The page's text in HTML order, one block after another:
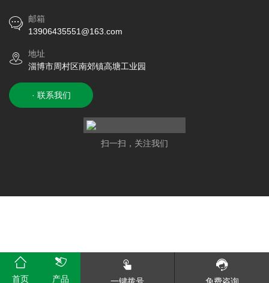
邮箱
13906435551@163.com
地址
淄博市周村区南郊镇高塘工业园
· 联系我们
扫一扫，关注我们
首页 产品